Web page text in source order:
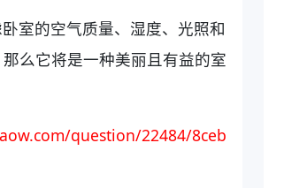
室的空气质量、湿度、光照和
么它将是一种美丽且有益的室
question/22484/8ceb